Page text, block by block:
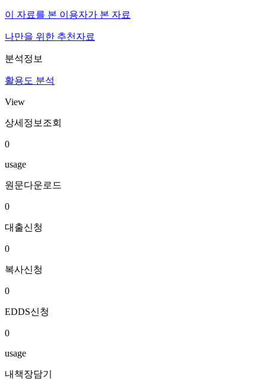
이 자료를 본 이용자가 본 자료
나만을 위한 추천자료
분석정보
활용도 분석
View
상세정보조회
0
usage
원문다운로드
0
대출신청
0
복사신청
0
EDDS신청
0
usage
내책장담기